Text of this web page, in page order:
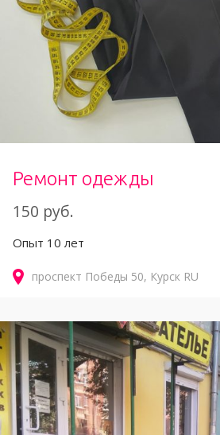
Ремонт одежды
150 руб.
Опыт 10 лет
проспект Победы 50 Курск RU